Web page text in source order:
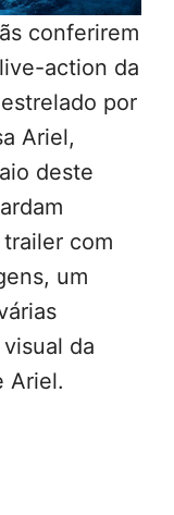
conferirem
action da
por
Ariel,
deste
com
um
da
Ariel.